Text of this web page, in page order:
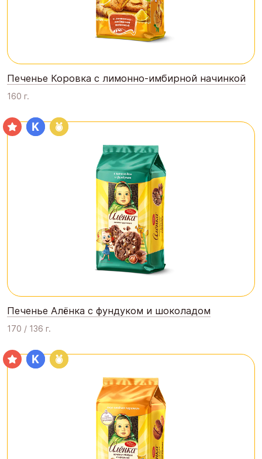
Печенье Коровка с лимонно-имбирной начинкой
160 г.
Печенье Алёнка с фундуком и шоколадом
170 / 136 г.